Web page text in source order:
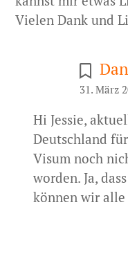
Vielen Dank und
31. März
Hi Jessie,
Deutschland
Visum noch
worden. Ja,
können wir alle